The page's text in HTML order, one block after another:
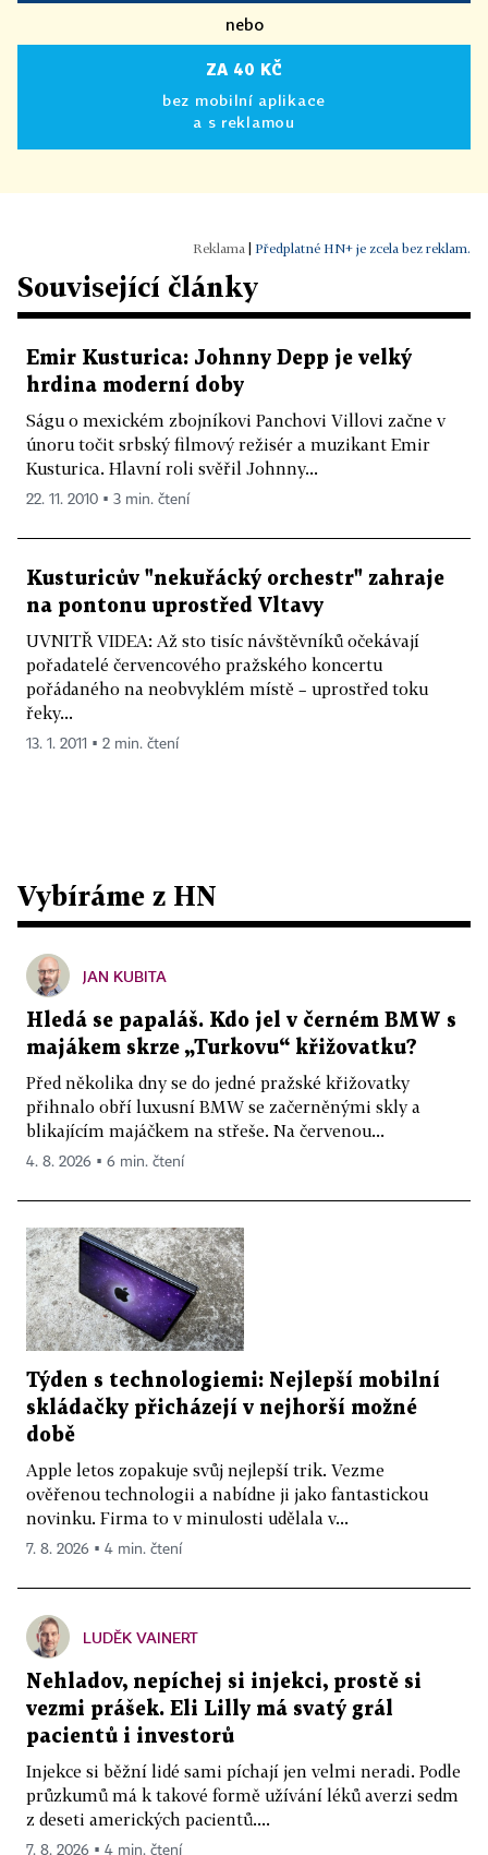
nebo
ZA 40 KČ
bez mobilní aplikace
a s reklamou
Předplatné HN+ je zcela bez reklam.
Související články
Emir Kusturica: Johnny Depp je velký
hrdina moderní doby
Ságu o mexickém zbojníkovi Panchovi Villovi začne v
únoru točit srbský filmový režisér a muzikant Emir
Kusturica. Hlavní roli svěřil Johnny...
22. 11. 2010 ▪ 3 min. čtení
Kusturicův "nekuřácký orchestr" zahraje
na pontonu uprostřed Vltavy
UVNITŘ VIDEA: Až sto tisíc návštěvníků očekávají
pořadatelé červencového pražského koncertu
pořádaného na neobvyklém místě – uprostřed toku
řeky...
13. 1. 2011 ▪ 2 min. čtení
Vybíráme z HN
JAN KUBITA
Hledá se papaláš. Kdo jel v černém BMW s
majákem skrze „Turkovu“ křižovatku?
Před několika dny se do jedné pražské křižovatky
přihnalo obří luxusní BMW se začerněnými skly a
blikajícím majáčkem na střeše. Na červenou...
4. 8. 2026 ▪ 6 min. čtení
Týden s technologiemi: Nejlepší mobilní
skládačky přicházejí v nejhorší možné
době
Apple letos zopakuje svůj nejlepší trik. Vezme
ověřenou technologii a nabídne ji jako fantastickou
novinku. Firma to v minulosti udělala v...
7. 8. 2026 ▪ 4 min. čtení
LUDĚK VAINERT
Nehladov, nepíchej si injekci, prostě si
vezmi prášek. Eli Lilly má svatý grál
pacientů i investorů
Injekce si běžní lidé sami píchají jen velmi neradi. Podle
průzkumů má k takové formě užívání léků averzi sedm
z deseti amerických pacientů....
7. 8. 2026 ▪ 4 min. čtení